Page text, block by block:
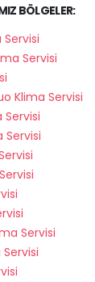
BÖLGELER:
Servisi
Klima Servisi
Servisi
Servisi
Servisi